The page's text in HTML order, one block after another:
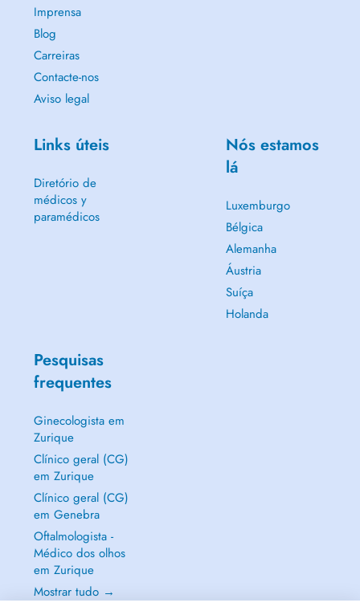
Imprensa
Blog
Carreiras
Contacte-nos
Aviso legal
Links úteis
Diretório de
médicos y
paramédicos
Nós estamos
lá
Luxemburgo
Bélgica
Alemanha
Áustria
Suíça
Holanda
Pesquisas
frequentes
Ginecologista em
Zurique
Clínico geral (CG)
em Zurique
Clínico geral (CG)
em Genebra
Oftalmologista -
Médico dos olhos
em Zurique
Mostrar tudo →